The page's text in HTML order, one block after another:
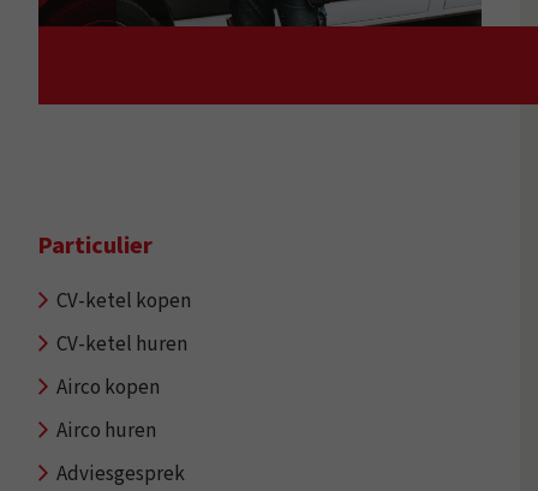
Particulier
CV-ketel kopen
CV-ketel huren
Airco kopen
Airco huren
Adviesgesprek